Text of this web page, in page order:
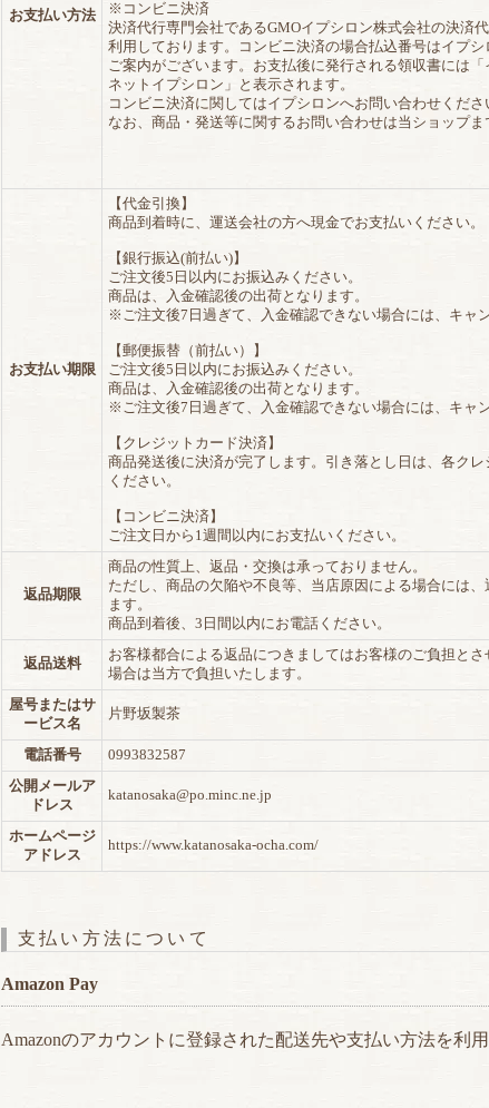
お支払い方法
※コンビニ決済
決済代行専門会社であるGMOイプシロン株式会社の決済
利用しております。コンビニ決済の場合払込番号はイプシ
ご案内がございます。お支払後に発行される領収書には「
ネットイプシロン」と表示されます。
コンビニ決済に関してはイプシロンへお問い合わせくださ
なお、商品・発送等に関するお問い合わせは当ショップま
お支払い期限
【代金引換】
商品到着時に、運送会社の方へ現金でお支払いください。
【銀行振込(前払い)】
ご注文後5日以内にお振込みください。
商品は、入金確認後の出荷となります。
※ご注文後7日過ぎて、入金確認できない場合には、キャ
【郵便振替（前払い）】
ご注文後5日以内にお振込みください。
商品は、入金確認後の出荷となります。
※ご注文後7日過ぎて、入金確認できない場合には、キャ
【クレジットカード決済】
商品発送後に決済が完了します。引き落とし日は、各ク
ください。
【コンビニ決済】
ご注文日から1週間以内にお支払いください。
返品期限
商品の性質上、返品・交換は承っておりません。
ただし、商品の欠陥や不良等、当店原因による場合には
ます。
商品到着後、3日間以内にお電話ください。
返品送料
お客様都合による返品につきましてはお客様のご負担と
場合は当方で負担いたします。
屋号またはサ
ービス名
片野坂製茶
電話番号
0993832587
公開メールア
ドレス
katanosaka@po.minc.ne.jp
ホームページ
アドレス
https://www.katanosaka-ocha.com/
支払い方法について
Amazon Pay
Amazonのアカウントに登録された配送先や支払い方法を利